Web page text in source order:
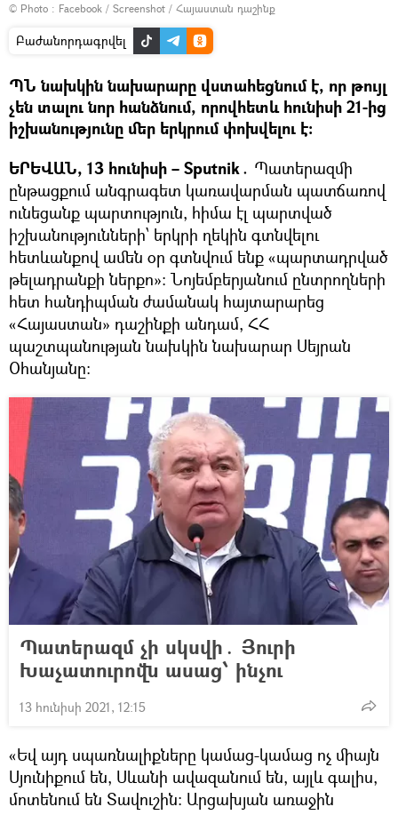
© Photo : Facebook / Screenshot / Հայաստան դաշինք
Բաժանորդագրվել
ՊՆ նախկին նախարարը վստահեցնում է, որ թույլ
չեն տալու նոր հանձնում, որովհետև հունիսի 21-ից
իշխանությունը մեր երկրում փոխվելու է։
ԵՐԵՎԱՆ, 13 հունիսի – Sputnik․ Պատերազմի
ընթացքում անգրագետ կառավարման պատճառով
ունեցանք պարտություն, հիմա էլ պարտված
իշխանությունների՝ երկրի ղեկին գտնվելու
հետևանքով ամեն օր գտնվում ենք «պարտադրված
թելադրանքի ներքո»։ Նոյեմբերյանում ընտրողների
հետ հանդիպման ժամանակ հայտարարեց
«Հայաստան» դաշինքի անդամ, ՀՀ
պաշտպանության նախկին նախարար Սեյրան
Օհանյանը։
Պատերազմ չի սկսվի․ Յուրի
Խաչատուրովն ասաց՝ ինչու
13 հունիսի 2021, 12:15
«Եվ այդ սպառնալիքները կամաց-կամաց ոչ միայն
Սյունիքում են, Սևանի ավազանում են, այլև գալիս,
մոտենում են Տավուշին։ Արցախյան առաջին